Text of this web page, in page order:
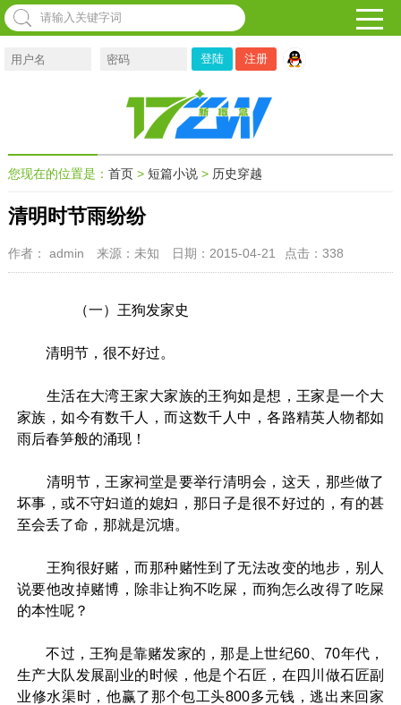
注册
您现在的位置是： 首页> 短篇小说> 历史穿越
清明时节雨纷纷
作者： admin 来源：未知 日期：2015-04-21 点击： 338
（一）王狗发家史
清明节，很不好过。
生活在大湾王家大家族的王狗如是想，王家是一个大
家族，如今有数千人，而这数千人中，各路精英人物都如
雨后春笋般的涌现！
清明节，王家祠堂是要举行清明会，这天，那些做了
坏事，或不守妇道的媳妇，那日子是很不好过的，有的甚
至会丢了命，那就是沉塘。
王狗很好赌，而那种赌性到了无法改变的地步，别人
说要他改掉赌博，除非让狗不吃屎，而狗怎么改得了吃屎
的本性呢？
不过，王狗是靠赌发家的，那是上世纪60、70年代，
生产大队发展副业的时候，他是个石匠，在四川做石匠副
业修水渠时，他赢了那个包工头800多元钱，逃出来回家